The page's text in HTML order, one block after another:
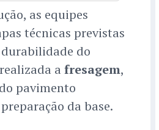
as equipes
técnicas previstas
do
a fresagem,
pavimento
da base.